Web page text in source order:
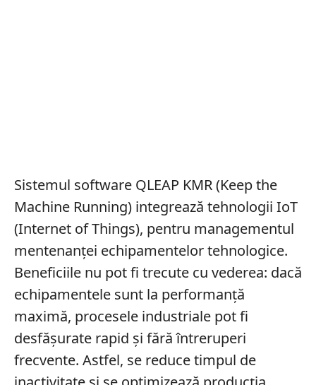
Sistemul software QLEAP KMR (Keep the
Machine Running) integrează tehnologii IoT
(Internet of Things), pentru managementul
mentenanței echipamentelor tehnologice.
Beneficiile nu pot fi trecute cu vederea: dacă
echipamentele sunt la performanță
maximă, procesele industriale pot fi
desfășurate rapid și fără întreruperi
frecvente. Astfel, se reduce timpul de